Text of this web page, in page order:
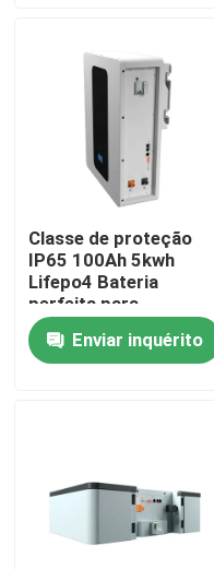
Show de RV
Quem Somos
Controle de Qualidade
Fale Conosco
Todos os casos
Classe de proteção
IP65 100Ah 5kwh
Lifepo4 Bateria
perfeita para
armazenamento de
energia Bateria ESS
Enviar inquérito